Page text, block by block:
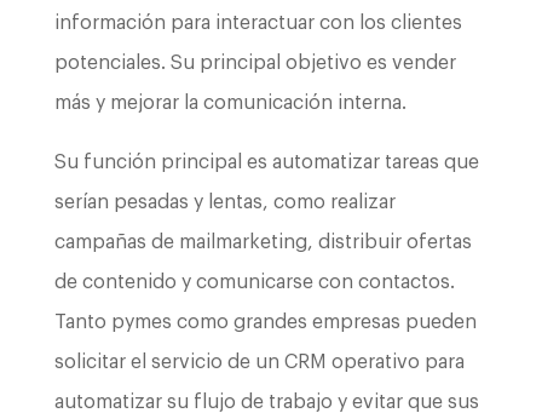
información para interactuar con los clientes
potenciales. Su principal objetivo es vender
más y mejorar la comunicación interna.
Su función principal es automatizar tareas que
serían pesadas y lentas, como realizar
campañas de mailmarketing, distribuir ofertas
de contenido y comunicarse con contactos.
Tanto pymes como grandes empresas pueden
solicitar el servicio de un CRM operativo para
automatizar su flujo de trabajo y evitar que sus